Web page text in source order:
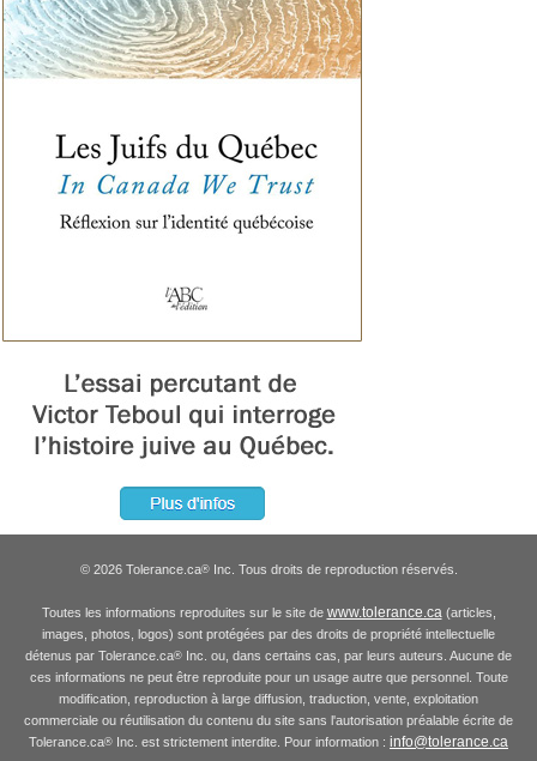
© 2026 Tolerance.ca®Inc. Tous droits de reproduction réservés.
Toutes les informations reproduites sur le site de www.tolerance.ca(articles,
images, photos, logos) sont protégées par des droits de propriété intellectuelle
détenus par Tolerance.ca® Inc. ou, dans certains cas, par leurs auteurs. Aucune de
ces informations ne peut être reproduite pour un usage autre que personnel. Toute
modification, reproduction à large diffusion, traduction, vente, exploitation
commerciale ou réutilisation du contenu du site sans l'autorisation préalable écrite de
Tolerance.ca® Inc. est strictement interdite. Pour information : info@tolerance.ca